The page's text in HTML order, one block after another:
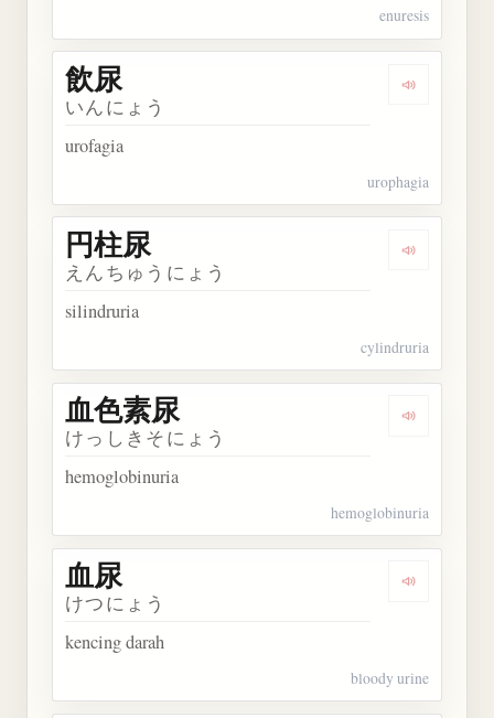
enuresis
Dengarkan
飲尿
いんにょう
urofagia
urophagia
Dengarkan
円柱尿
えんちゅうにょう
silindruria
cylindruria
Dengarkan
血色素尿
けっしきそにょう
hemoglobinuria
hemoglobinuria
Dengarkan
血尿
けつにょう
kencing darah
bloody urine